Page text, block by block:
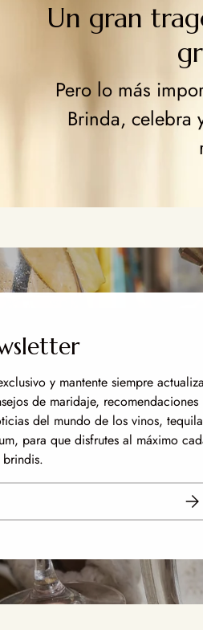
Un gran
Pero lo más
Brinda, celebra
y mantente siempre
de maridaje, recomendaciones
del mundo de los vinos,
para que disfrutes al máximo
brindis.